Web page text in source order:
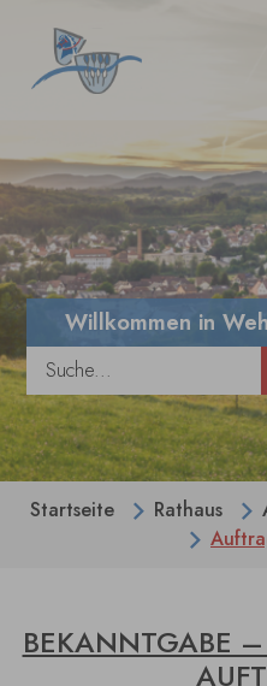
Willkommen in
Startseite Rathaus
BEKANNTGABE –